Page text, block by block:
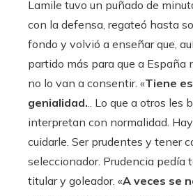
Lamile tuvo un puñado de
con la defensa, regateó hasta
fondo y volvió a enseñar que,
partido más para que a España
no lo van a consentir. «Tiene
genialidad. .. Lo que a otros les
interpretan con normalidad.
cuidarle. Ser prudentes y tener
seleccionador. Prudencia pedía
titular y goleador. «A veces se